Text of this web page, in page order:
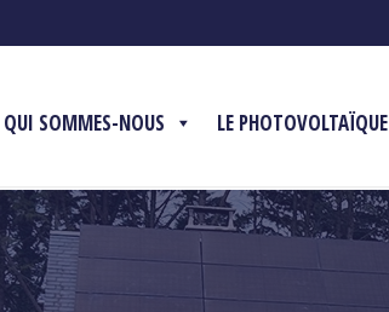
QUI SOMMES-NOUS LE PHOTOVOLTAÏQUE